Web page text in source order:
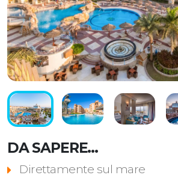
DA SAPERE...
Direttamente sul mare